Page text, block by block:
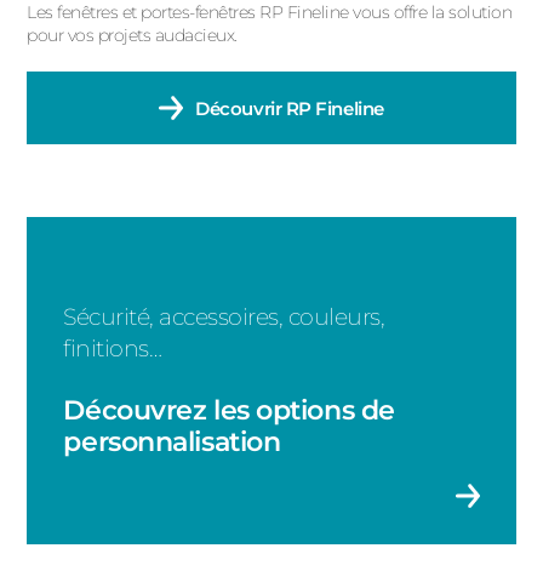
Porte fenêtre 1 vantail
Fenêtre oscillo-battant
Fenêtre fixe
Fenêtre coulissante
Fenêtre à soufflet
Portes-fenêtres 3 vantaux
Les fenêtres et portes-fenêtres RP Fineline vous offre la solution
pour vos projets audacieux.
Découvrir RP Fineline
Sécurité, accessoires, couleurs,
finitions…
Découvrez les options de
personnalisation